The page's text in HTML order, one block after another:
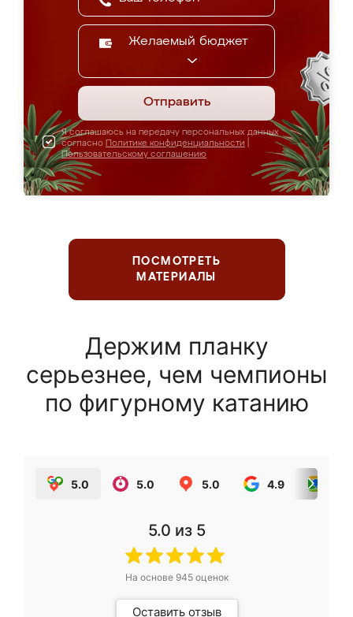
Желаемый бюджет
Отправить
Я соглашаюсь на передачу персональных данных
согласно Политике конфиденциальности
Пользовательскому соглашению
ПОСМОТРЕТЬ
МАТЕРИАЛЫ
Держим планку
серьезнее, чем чемпионы
по фигурному катанию
5.0 5.0 5.0 4.9
5.0 из 5
На основе 945оценок
Оставить отзыв